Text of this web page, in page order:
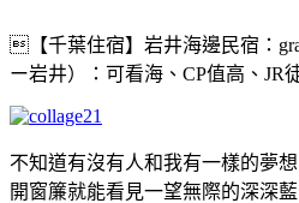
【千葉住宿】岩井海邊民宿：
ー岩井）：可看海、CP值高、JR
不知道有沒有人和我有一樣的夢
開窗簾就能看見一望無際的深深